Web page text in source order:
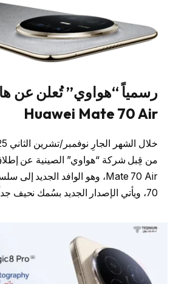
رسمياً “هواوي” تُعلن عن
Huawei Mate 70 Air
70، ويأتي الإصدار الجديد بسُمك نحيف جداً لا يتجاوز الـ 6.6 ملم.